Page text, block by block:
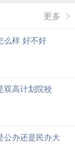
更多
么样 好不好
双高计划院校
公办还是民办大